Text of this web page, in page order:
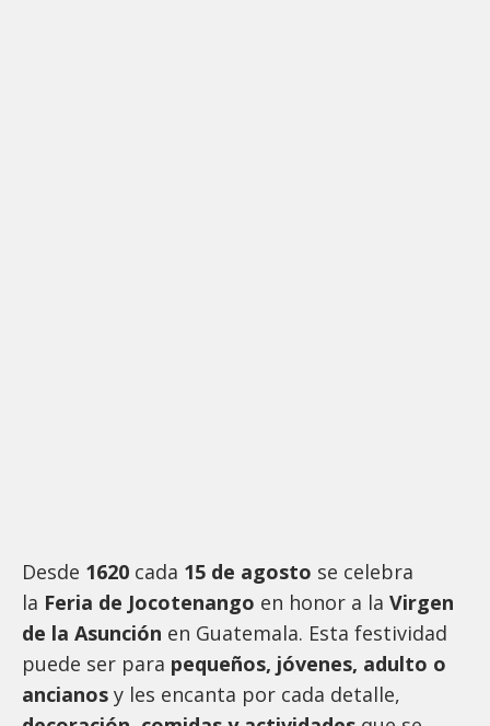
Desde 1620 cada 15 de agosto se celebra
la Feria de Jocotenango en honor a la Virgen
de la Asunción en Guatemala. Esta festividad
puede ser para pequeños, jóvenes, adulto o
ancianos y les encanta por cada detalle,